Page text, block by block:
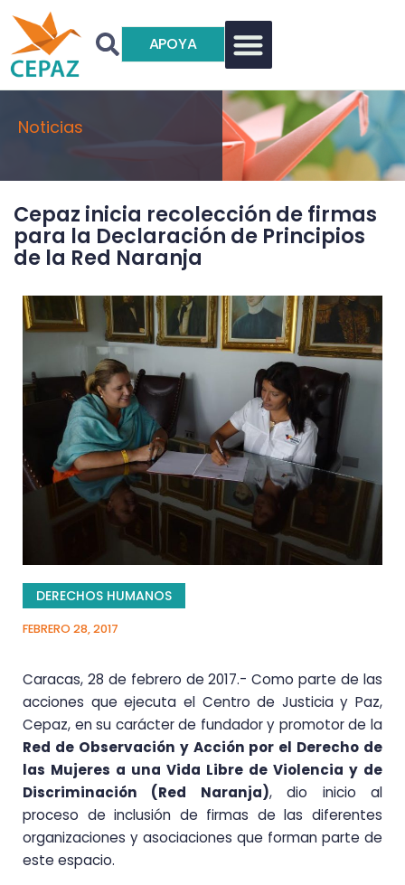
APOYA
Noticias
Cepaz inicia recolección de firmas
para la Declaración de Principios
de la Red Naranja
DERECHOS HUMANOS
FEBRERO 28, 2017
Caracas, 28 de febrero de 2017.- Como parte de las
acciones que ejecuta el Centro de Justicia y Paz,
Cepaz, en su carácter de fundador y promotor de la
Red de Observación y Acción por el Derecho de
las Mujeres a una Vida Libre de Violencia y de
Discriminación (Red Naranja), dio inicio al
proceso de inclusión de firmas de las diferentes
organizaciones y asociaciones que forman parte de
este espacio.